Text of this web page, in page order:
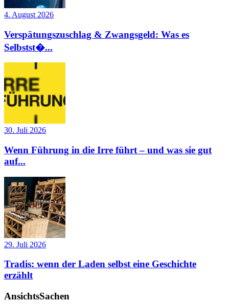
4. August 2026
Verspätungszuschlag & Zwangsgeld: Was es
Selbstst�...
30. Juli 2026
Wenn Führung in die Irre führt – und was sie gut
auf...
29. Juli 2026
Tradis: wenn der Laden selbst eine Geschichte
erzählt
AnsichtsSachen